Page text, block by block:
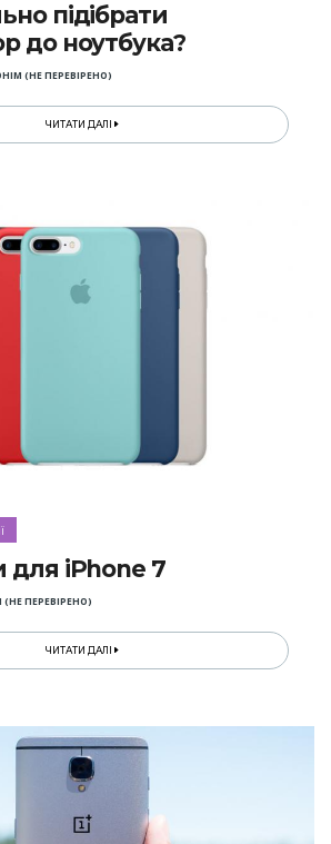
підібрати
до ноутбука?
(НЕ ПЕРЕВІРЕНО)
ЧИТАТИ ДАЛІ
для iPhone 7
ПЕРЕВІРЕНО)
ЧИТАТИ ДАЛІ